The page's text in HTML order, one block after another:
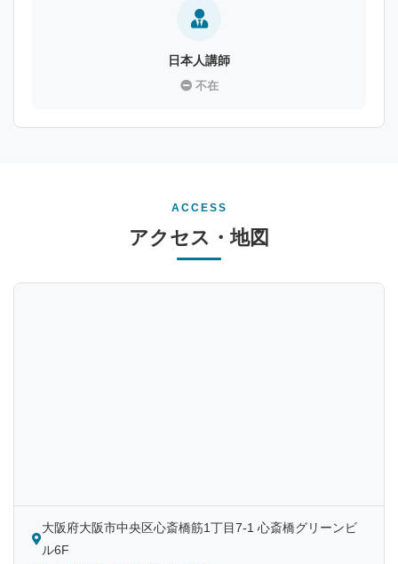
日本人講師
不在
ACCESS
アクセス・地図
大阪府大阪市中央区心斎橋筋1丁目7-1 心斎橋グリーンビ
ル6F